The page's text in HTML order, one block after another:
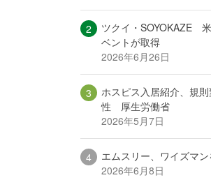
ツクイ・SOYOKAZE
ベントが取得
2026年6月26日
ホスピス入居紹介、規
性 厚生労働省
2026年5月7日
エムスリー、ワイズマ
2026年6月8日